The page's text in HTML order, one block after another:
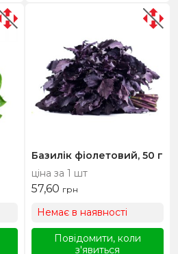
Базилік фіолетовий, 50 г
ціна за 1 шт
57,60 грн
Немає в наявності
Повідомити, коли
з'явиться